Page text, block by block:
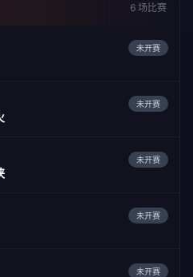
6 场比赛
未开赛
未开赛
未开赛
未开赛
未开赛